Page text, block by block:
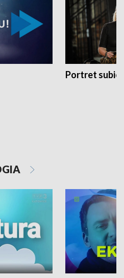
Portret